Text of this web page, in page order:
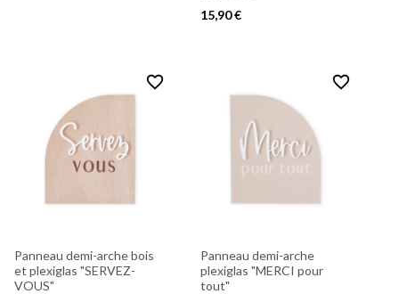
15,90 €
favorite_border
Panneau demi-arche bois
et plexiglas "SERVEZ-
VOUS"
favorite_border
Panneau demi-arche
plexiglas "MERCI pour
tout"